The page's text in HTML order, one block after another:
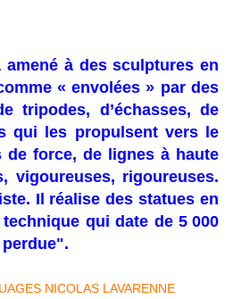
amené à des sculptures en
« envolées » par des
tripodes, d’échasses, de
qui les propulsent vers le
force, de lignes à haute
vigoureuses, rigoureuses.
Il réalise des statues en
qui date de 5 000